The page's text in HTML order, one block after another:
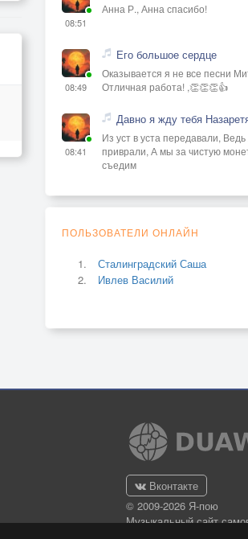
08:51
Анна Р., Анна спасибо!
08:49
Его большое сердце
Оказывается я не все песни
Отличная работа! ,👏👏👏👍
08:41
Давно я жду тебя
Из уст в уста передавали, Ведь
приврали, А мы за чистую
съедим
ПОЛЬЗОВАТЕЛИ ОНЛАЙН
Сталинградский Саша
Ивлев Василий
Вконтакте
© 2009-2026 Я-пою
Музыкальный сайт